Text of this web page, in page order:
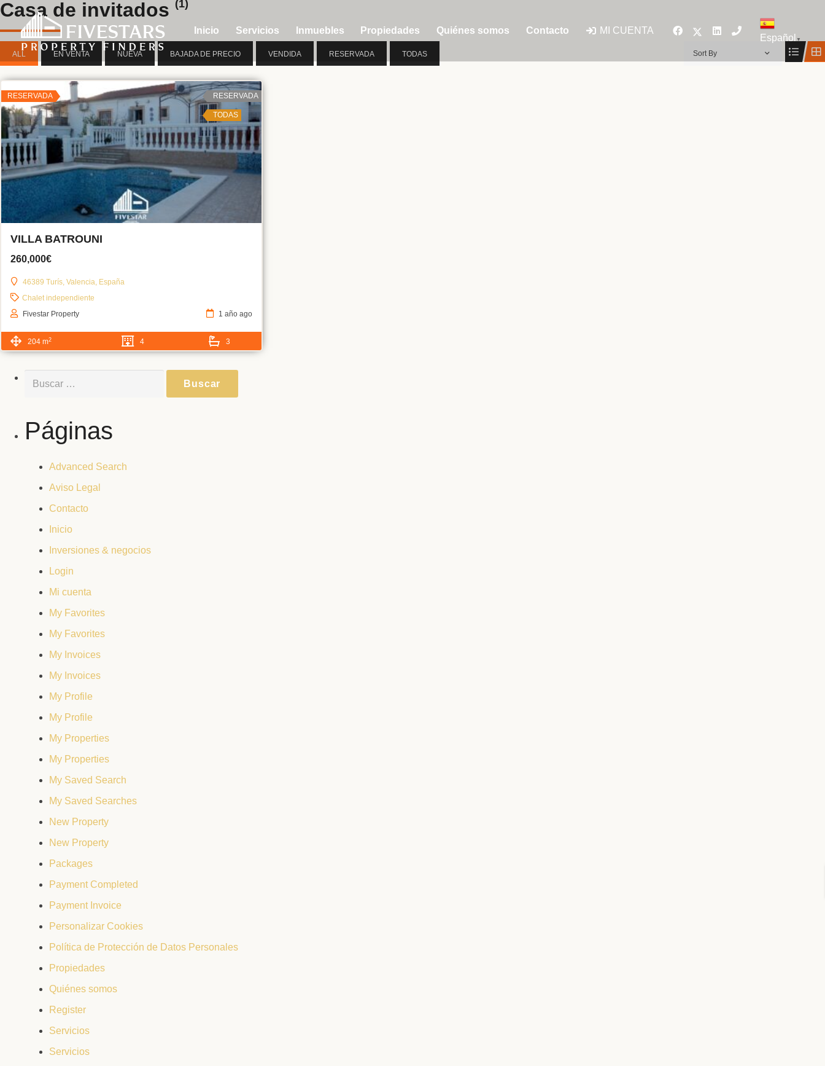
Inicio Servicios Inmuebles Propiedades Quiénes somos Contacto MI CUENTA
Español ▼
Casa de invitados (1)
ALL EN VENTA NUEVA BAJADA DE PRECIO VENDIDA RESERVADA TODAS Sort By
RESERVADA RESERVADA
TODAS
VILLA BATROUNI
260,000€
46389 Turís, Valencia, España
Chalet independiente
Fivestar Property
1 año ago
204 m2 4 3
Páginas
Advanced Search
Aviso Legal
Contacto
Inicio
Inversiones & negocios
Login
Mi cuenta
My Favorites
My Favorites
My Invoices
My Invoices
My Profile
My Profile
My Properties
My Properties
My Saved Search
My Saved Searches
New Property
New Property
Packages
Payment Completed
Payment Invoice
Personalizar Cookies
Política de Protección de Datos Personales
Propiedades
Quiénes somos
Register
Servicios
Servicios